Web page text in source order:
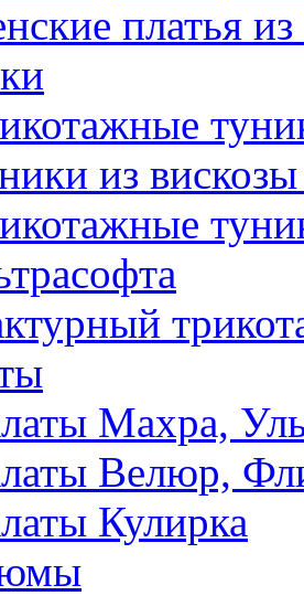
платья
из
Махра,
Велюр,
Кулирка